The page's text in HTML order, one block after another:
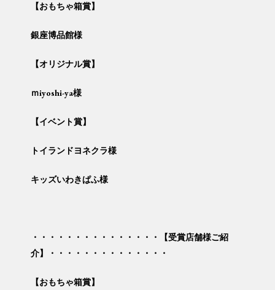
【おもちゃ箱賞】
銀座博品館様
【オリジナル賞】
ｍiyoshi-ya様
【イベント賞】
トイランドヨネクラ様
キッズいわきぱふ様
・・・・・・・・・・・・・・・【受賞店舗様ご紹
介】・・・・・・・・・・・・・・
【おもちゃ箱賞】